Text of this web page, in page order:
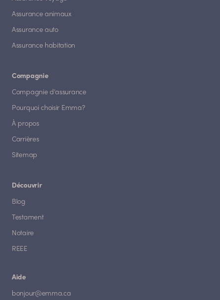
Assurance animaux
Assurance auto
Assurance habitation
Compagnie
Compagnie d'assurance
Pourquoi choisir Emma?
À propos
Carrières
Sitemap
Découvrir
Blog
Testament
Notaire
REEE
Aide
bonjour@emma.ca